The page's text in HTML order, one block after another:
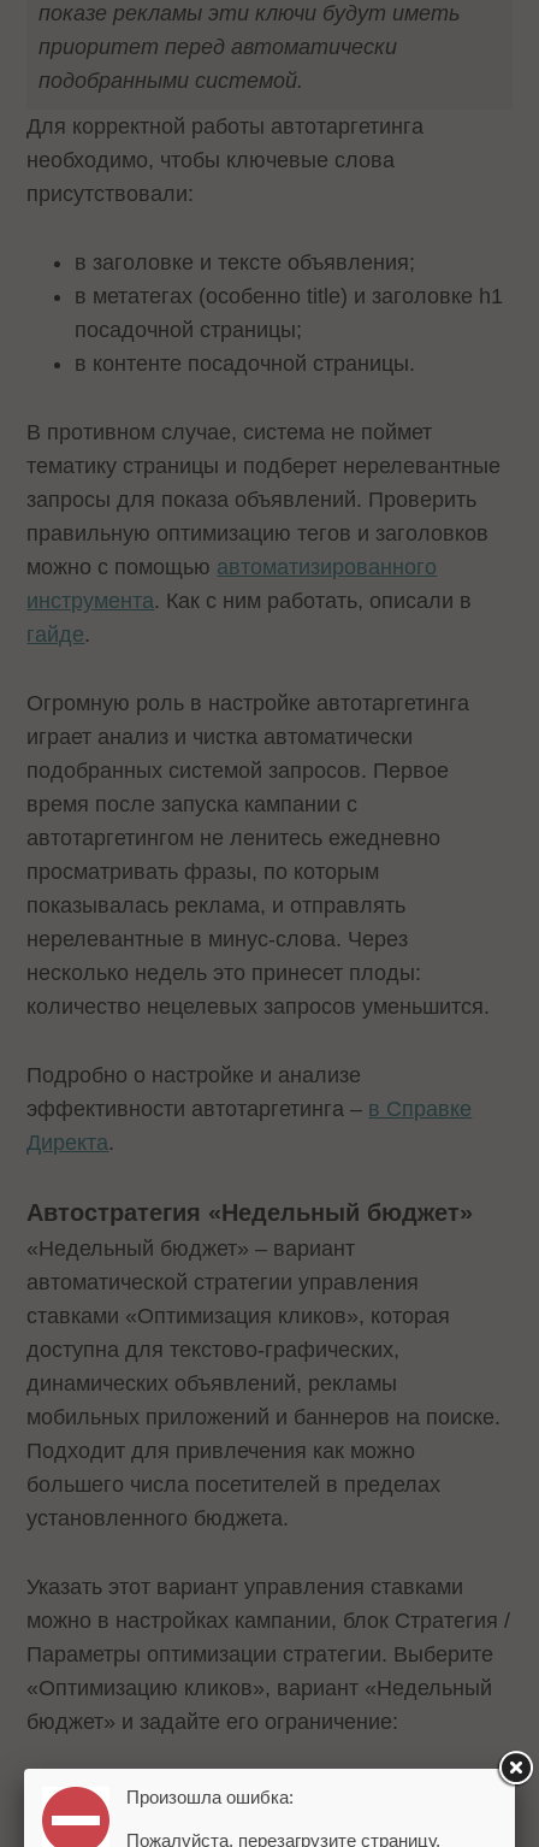
показе рекламы эти ключи будут иметь
приоритет перед автоматически
подобранными системой.
Для корректной работы автотаргетинга
необходимо, чтобы ключевые слова
присутствовали:
в заголовке и тексте объявления;
в метатегах (особенно title) и заголовке h1
посадочной страницы;
в контенте посадочной страницы.
В противном случае, система не поймет
тематику страницы и подберет нерелевантные
запросы для показа объявлений. Проверить
правильную оптимизацию тегов и заголовков
можно с помощью автоматизированного
инструмента. Как с ним работать, описали в
гайде.
Огромную роль в настройке автотаргетинга
играет анализ и чистка автоматически
подобранных системой запросов. Первое
время после запуска кампании с
автотаргетингом не ленитесь ежедневно
просматривать фразы, по которым
показывалась реклама, и отправлять
нерелевантные в минус-слова. Через
несколько недель это принесет плоды:
количество нецелевых запросов уменьшится.
Подробно о настройке и анализе
эффективности автотаргетинга – в Справке
Директа.
Автостратегия «Недельный бюджет»
«Недельный бюджет» – вариант
автоматической стратегии управления
ставками «Оптимизация кликов», которая
доступна для текстово-графических,
динамических объявлений, рекламы
мобильных приложений и баннеров на поиске.
Подходит для привлечения как можно
большего числа посетителей в пределах
установленного бюджета.
Указать этот вариант управления ставками
можно в настройках кампании, блок Стратегия /
Параметры оптимизации стратегии. Выберите
«Оптимизацию кликов», вариант «Недельный
бюджет» и задайте его ограничение:
Произошла ошибка:
Пожалуйста, перезагрузите страницу.